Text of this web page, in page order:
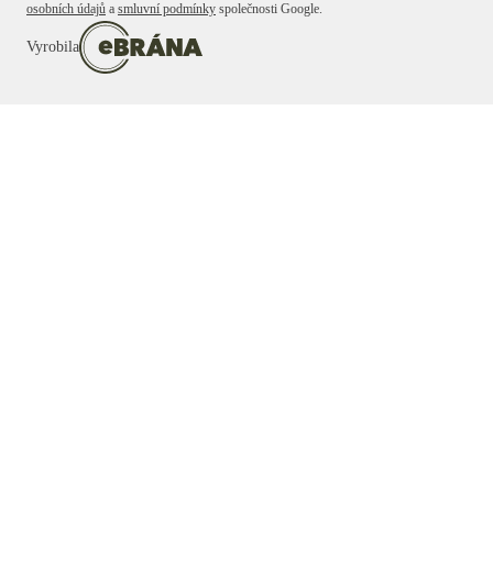
osobních údajů a smluvní podmínky společnosti Google.
Vyrobila